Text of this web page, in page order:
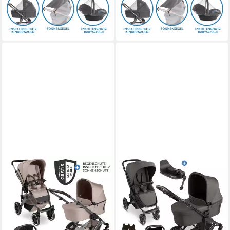
29,00 € mtl. in 48 Raten
-18%
lieferbar - in 2-3 Werktagen bei dir
27,14 € mtl. in 48 Raten
-2%
lieferbar - in 2-3 Werktagen bei dir